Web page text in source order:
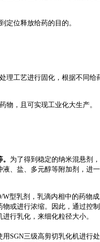
定位释放给药的目的。
理工艺进行固化，根据不同
物，且可实现工业化大生产。
为了得到稳定的纳米混悬剂
、盐、多元醇等附加剂，进
型乳剂，乳滴内相中的药物
或进行浓缩。因此，通过控
行乳化，来细化粒径大小。
SGN三级高剪切乳化机进